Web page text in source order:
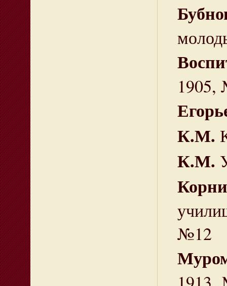
1905,
К.М.
К.М.
№12